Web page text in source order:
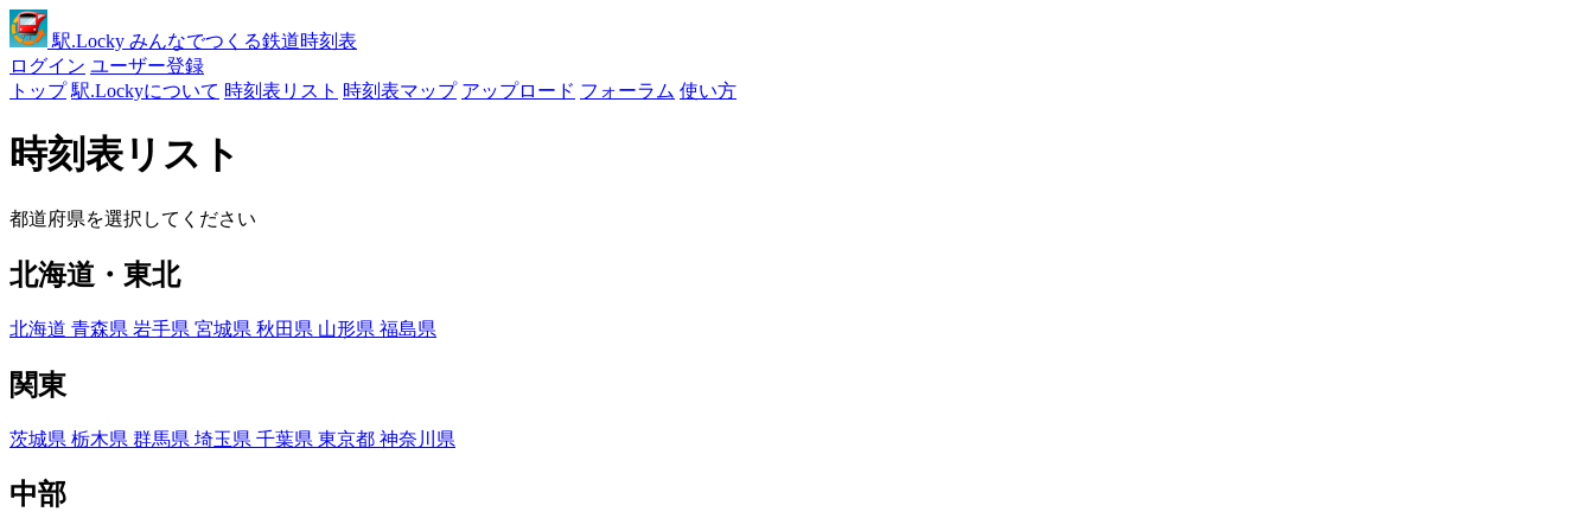
駅.Locky みんなでつくる鉄道時刻表
ログイン ユーザー登録
トップ 駅.Lockyについて 時刻表リスト 時刻表マップ アップロード フォーラム 使い方
時刻表リスト
都道府県を選択してください
北海道・東北
北海道 青森県 岩手県 宮城県 秋田県 山形県 福島県
関東
茨城県 栃木県 群馬県 埼玉県 千葉県 東京都 神奈川県
中部